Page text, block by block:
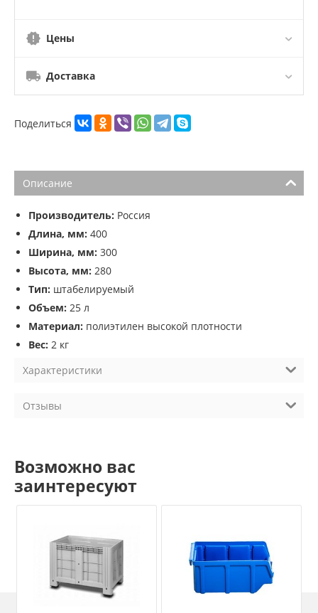
Цены
Доставка
Поделиться
Описание
Производитель: Россия
Длина, мм: 400
Ширина, мм: 300
Высота, мм: 280
Тип: штабелируемый
Объем: 25 л
Материал: полиэтилен высокой плотности
Вес: 2 кг
Характеристики
Отзывы
Возможно вас
заинтересуют